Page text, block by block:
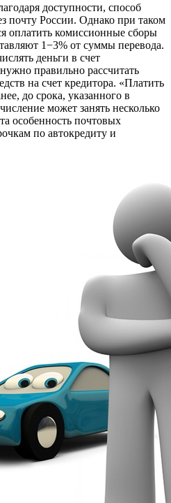
доступности, способ
почту России. Однако при таком
оплатить комиссионные сборы
1−3% от суммы перевода.
деньги в счет
правильно рассчитать
на счет кредитора. «Платить
до срока, указанного в
может занять несколько
особенность почтовых
по автокредиту и